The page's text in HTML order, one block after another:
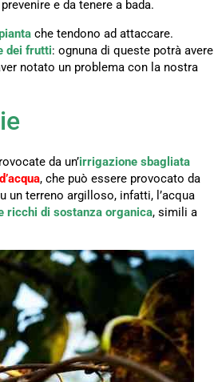
e da tenere a bada.
che tendono ad attaccare.
dei frutti: ognuna di queste potrà avere
notato un problema con la nostra
da un’irrigazione sbagliata
, che può essere provocato da
un terreno argilloso, infatti, l’acqua
ricchi di sostanza organica, simili a